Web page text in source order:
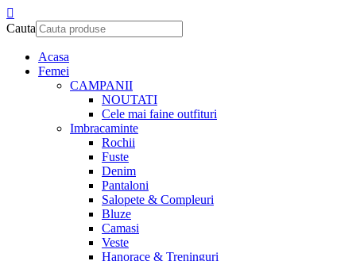
Cauta
Acasa
Femei
CAMPANII
NOUTATI
Cele mai faine outfituri
Imbracaminte
Rochii
Fuste
Denim
Pantaloni
Salopete & Compleuri
Bluze
Camasi
Veste
Hanorace & Treninguri